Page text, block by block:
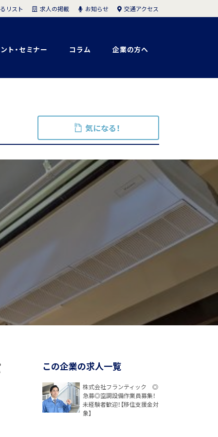
ト・セミナー コラム 企業の方へ
リスト 求人の掲載 お知らせ 交通アクセス
気になる！
この企業の求人一覧
株式会社フランティック ◎
急募◎空調設備作業員募集！
未経験者歓迎！【移住支援金対
象】